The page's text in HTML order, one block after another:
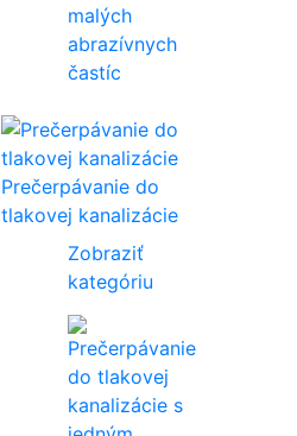
malých
abrazívnych
častíc
Prečerpávanie do
tlakovej kanalizácie
Zobraziť
kategóriu